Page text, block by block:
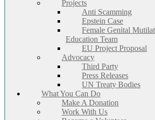
Projects
Anti Scamming
Epstein Case
Female Genital
Education Team
EU Project Proposal
Advocacy
Third Party
Press Releases
UN Treaty Bodies
What You Can Do
Make A Donation
Work With Us